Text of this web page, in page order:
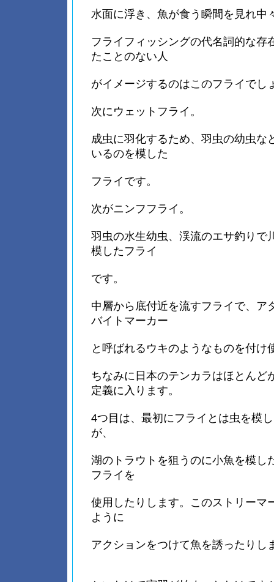
水面に浮き、魚が食う瞬間を見れ中
フライフィッシングの代名詞的な存
たことのない人
がイメージするのはこのフライでし
次にウェットフライ。
成虫に羽化するため、羽虫の幼虫な
いるのを模した
フライです。
次がニンフフライ。
羽虫の水生幼虫、渓流のエサ釣りで
模したフライ
です。
中層から底付近を流すフライで、ア
バイトマーカー
と呼ばれるウキのようなものを付け
ちなみに日本のテンカラはほとんど
定義に入ります。
4つ目は、最初にフライとは虫を模
が、
湖のトラウトを狙うのに小魚を模し
フライを
使用したりします。このストリーマ
ように
アクションをつけて魚を誘ったりし